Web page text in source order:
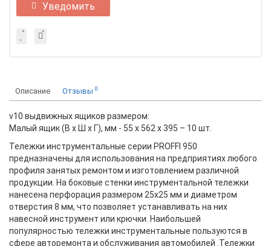
Уведомить
Описание Отзывы 0
v10 выдвижных ящиков размером:
Малый ящик (В х Ш х Г), мм - 55 х 562 х 395 – 10 шт.
Тележки инструментальные серии PROFFI 950
предназначены для использования на предприятиях любого
профиля занятых ремонтом и изготовлением различной
продукции. На боковые стенки инструментальной тележки
нанесена перфорация размером 25х25 мм и диаметром
отверстия 8 мм, что позволяет устанавливать на них
навесной инструмент или крючки. Наибольшей
популярностью тележки инструментальные пользуются в
сфере авторемонта и обслуживания автомобилей .Тележки